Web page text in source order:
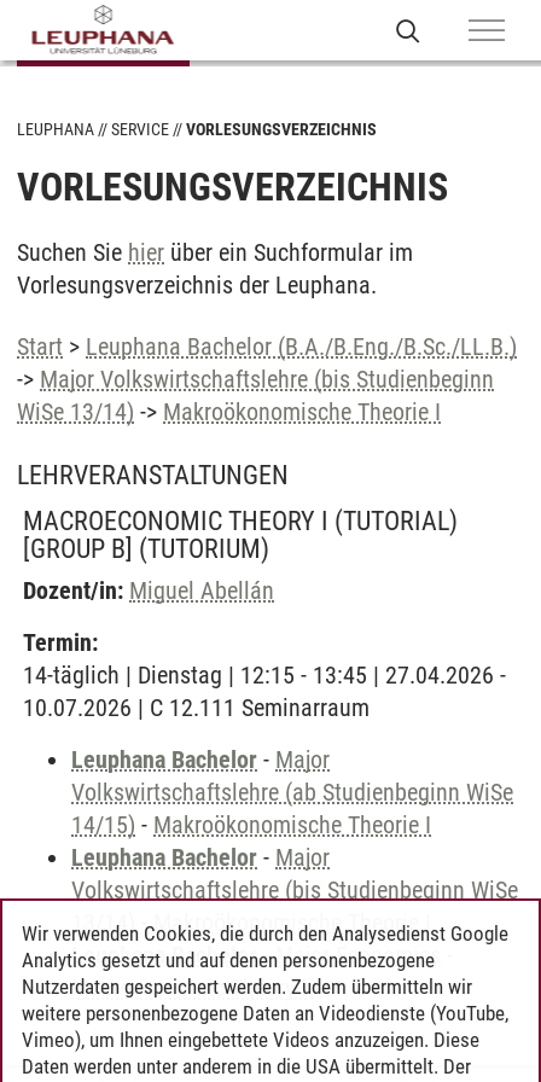
LEUPHANA SERVICE VORLESUNGSVERZEICHNIS
VORLESUNGSVERZEICHNIS
Suchen Sie hier über ein Suchformular im
Vorlesungsverzeichnis der Leuphana.
Start > Leuphana Bachelor (B.A./B.Eng./B.Sc./LL.B.)
-> Major Volkswirtschaftslehre (bis Studienbeginn
WiSe 13/14) -> Makroökonomische Theorie I
LEHRVERANSTALTUNGEN
MACROECONOMIC THEORY I (TUTORIAL)
[GROUP B] (TUTORIUM)
Dozent/in: Miguel Abellán
Termin:
14-täglich | Dienstag | 12:15 - 13:45 | 27.04.2026 -
10.07.2026 | C 12.111 Seminarraum
Leuphana Bachelor - Major
Volkswirtschaftslehre (ab Studienbeginn WiSe
14/15) - Makroökonomische Theorie I
Leuphana Bachelor - Major
Volkswirtschaftslehre (bis Studienbeginn WiSe
13/14)-Makroökonomische Theorie I
Leuphana Bachelor-Major Economics
Macroeconomic Theory I
Wir verwenden Cookies, die durch den Analysedienst Google
Analytics gesetzt und auf denen personenbezogene
Nutzerdaten gespeichert werden. Zudem übermitteln wir
weitere personenbezogene Daten an Videodienste (YouTube,
Vimeo), um Ihnen eingebettete Videos anzuzeigen. Diese
Daten werden unter anderem in die USA übermittelt. Der